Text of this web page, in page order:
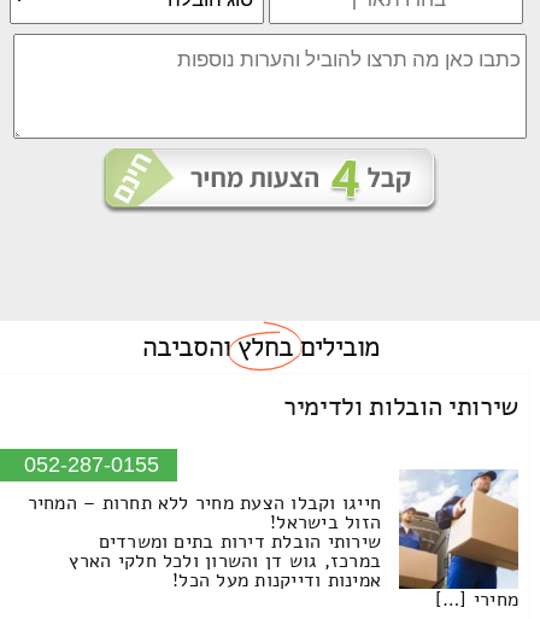
מוביליםבחלץוהסביבה
שירותי הובלות ולדימיר
052-287-0155
חייגו וקבלו הצעת מחיר ללא תחרות – המחיר
הזול בישראל!
שירותי הובלת דירות בתים ומשרדים
במרכז, גוש דן והשרון ולכל חלקי הארץ
אמינות ודייקנות מעל הכל!
מחירי […]